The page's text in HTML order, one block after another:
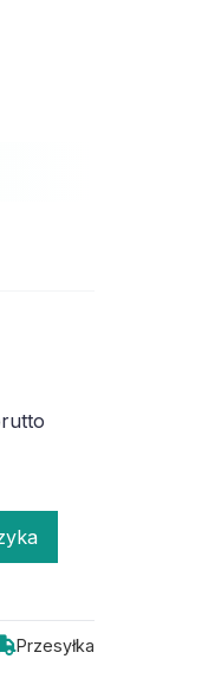
Przesyłka